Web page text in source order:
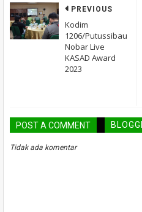
PREVIOUS
Kodim
1206/Putussibau
Nobar Live
KASAD Award
2023
POST A COMMENT
Tidak ada komentar